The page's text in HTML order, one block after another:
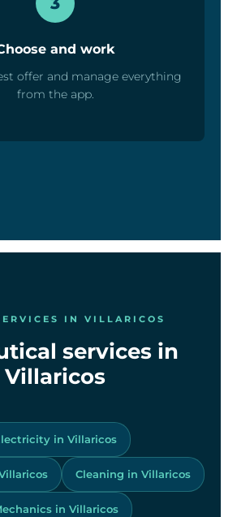
and work
offer and manage everything
from the app.
IN VILLARICOS
services in
Villaricos
in Villaricos
Cleaning in Villaricos
in Villaricos